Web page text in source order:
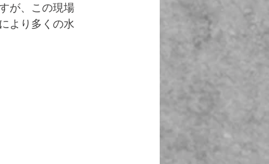
が、この現場
より多くの水